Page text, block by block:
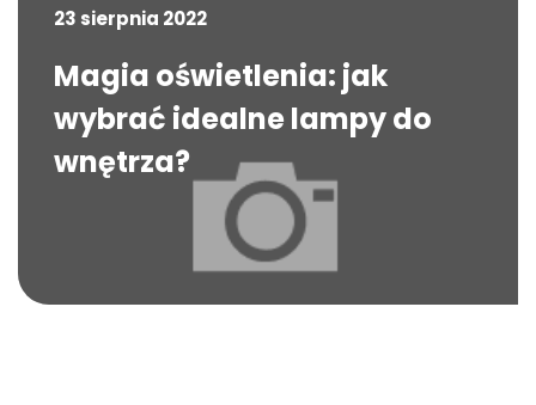
23 sierpnia 2022
Magia oświetlenia: jak
wybrać idealne lampy do
wnętrza?